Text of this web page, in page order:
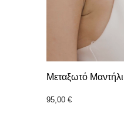
Μεταξωτό
95,00 €